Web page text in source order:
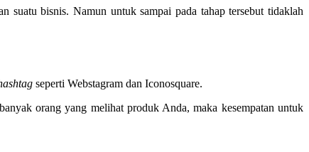
suatu bisnis. Namun untuk sampai pada tahap tersebut tidaklah
seperti Webstagram dan Iconosquare.
orang yang melihat produk Anda, maka kesempatan untuk